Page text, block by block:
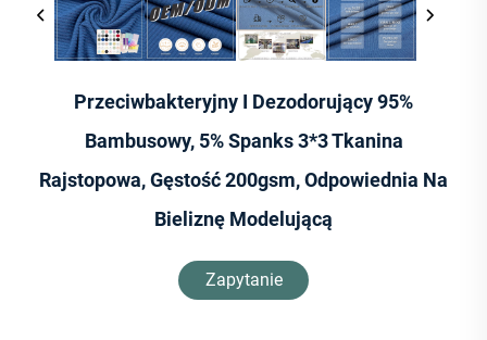
Przeciwbakteryjny I Dezodorujący 95%
Bambusowy, 5% Spanks 3*3 Tkanina
Rajstopowa, Gęstość 200gsm, Odpowiednia Na
Bieliznę Modelującą
Zapytanie